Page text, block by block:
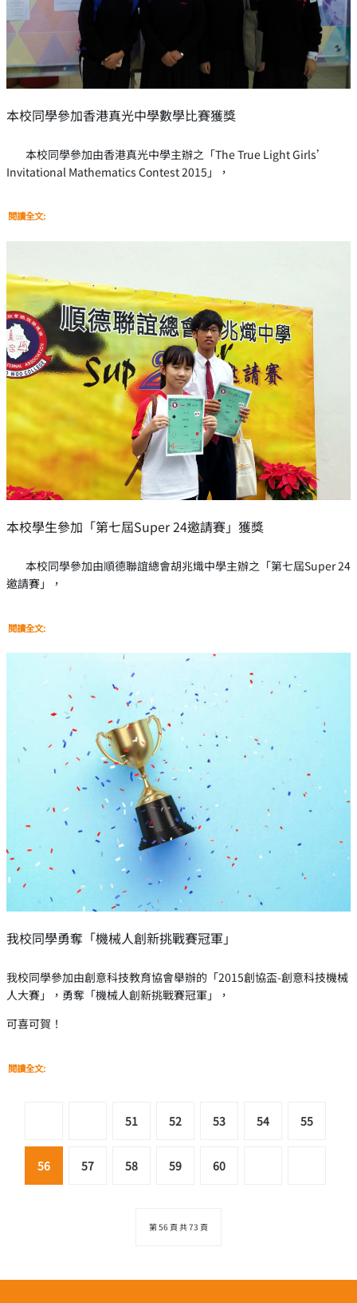
本校同學參加香港真光中學數學比賽獲獎
本校同學參加由香港真光中學主辦之「The True Light Girls’
Invitational Mathematics Contest 2015」，
閱讀全文:
本校學生參加「第七屆Super 24邀請賽」獲獎
本校同學參加由順德聯誼總會胡兆熾中學主辦之「第七屆Super 24
邀請賽」，
閱讀全文:
我校同學勇奪「機械人創新挑戰賽冠軍」
我校同學參加由創意科技教育協會舉辦的「2015創協盃-創意科技機械
人大賽」，勇奪「機械人創新挑戰賽冠軍」，
可喜可賀！
閱讀全文:
51 52 53 54 55
56 57 58 59 60
第 56 頁 共 73 頁